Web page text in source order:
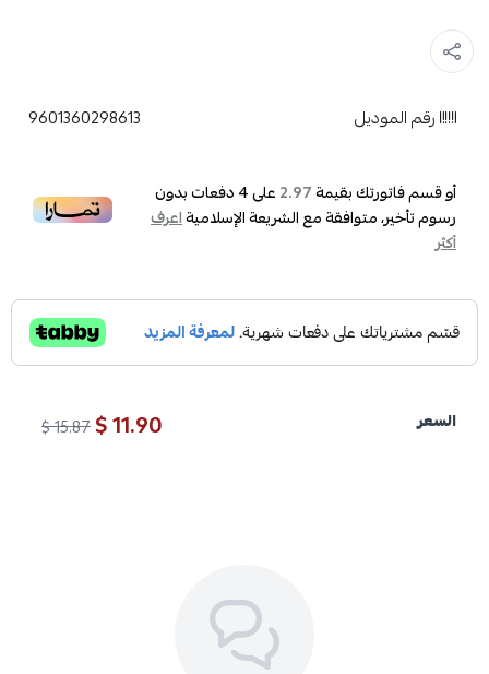
رقم الموديل 9601360298613
أو قسم فاتورتك بقيمة2.97 على4دفعات بدون
رسوم تأخير، متوافقة مع الشريعة الإسلاميةاعرف
أكثر
السعر 11.90 $
15.87 $